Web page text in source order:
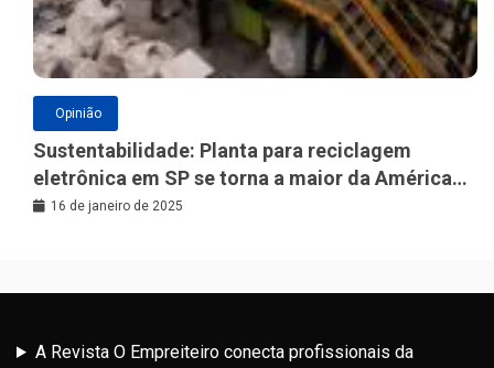
Opinião
Sustentabilidade: Planta para reciclagem
eletrônica em SP se torna a maior da América
Latina
16 de janeiro de 2025
A Revista O Empreiteiro conecta profissionais da